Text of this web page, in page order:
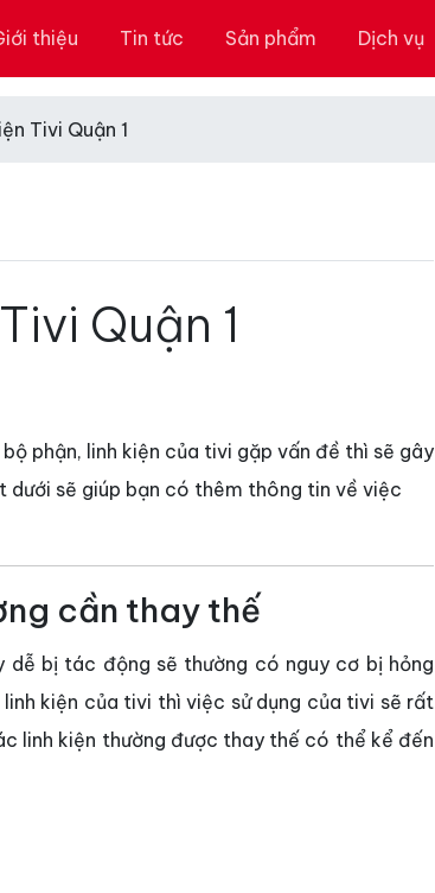
thiệu Tin tức Sản phẩm Dịch vụ
Tivi Quận 1
Quận 1
phận, linh kiện của tivi gặp vấn đề thì sẽ gây
dưới sẽ giúp bạn có thêm thông tin về việc
cần thay thế
bị tác động sẽ thường có nguy cơ bị hỏng
kiện của tivi thì việc sử dụng của tivi sẽ rất
linh kiện thường được thay thế có thể kể đến